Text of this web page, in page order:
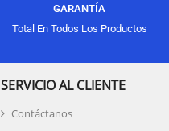
GARANTÍA
Total En Todos Los Productos
SERVICIO AL CLIENTE
Contáctanos